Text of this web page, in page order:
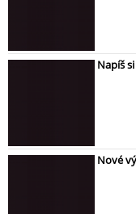
Napíš
Nové